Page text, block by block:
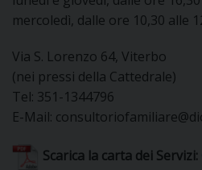
mercoledì, dalle ore 10,30 alle
Via S. Lorenzo 64, Viterbo
(nei pressi della Cattedrale)
Tel: 351-1344796
E-Mail:
Scarica la carta dei Servizi: